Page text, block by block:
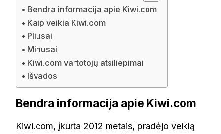
Bendra informacija apie Kiwi.com
Kaip veikia Kiwi.com
Pliusai
Minusai
Kiwi.com vartotojų atsiliepimai
Išvados
Bendra informacija apie Kiwi.com
Kiwi.com, įkurta 2012 metais, pradėjo veiklą